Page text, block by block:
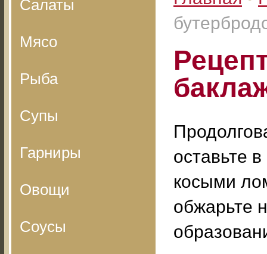
Салаты
Мясо
Рыба
Супы
Гарниры
Овощи
Соусы
оставьте
косыми
обжарьте